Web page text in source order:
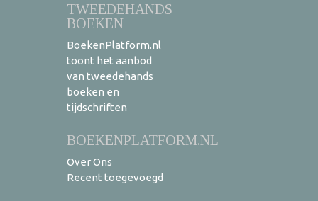
TWEEDEHANDS
BOEKEN
BoekenPlatform.nl
toont het aanbod
van tweedehands
boeken en
tijdschriften
BOEKENPLATFORM.NL
Over Ons
Recent toegevoegd